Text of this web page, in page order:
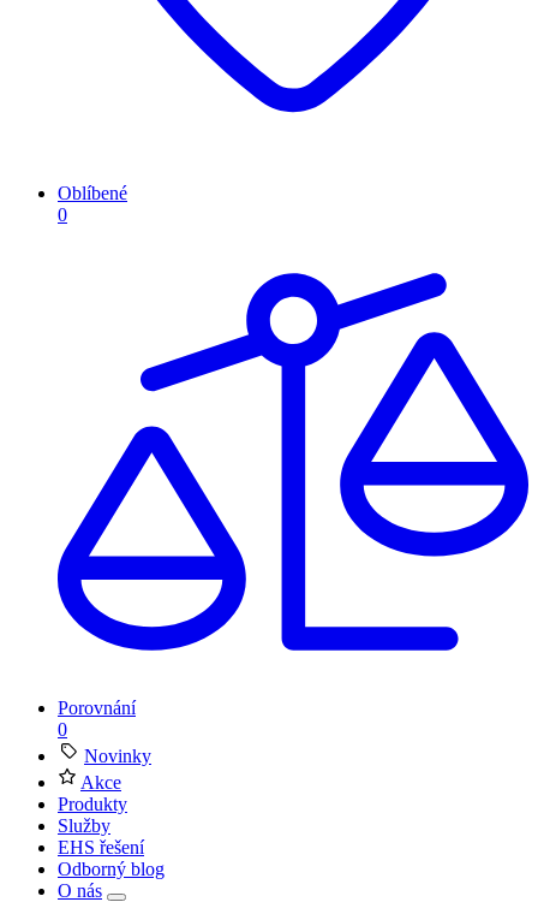
Oblíbené
0
Porovnání
0
Novinky
Akce
Produkty
Služby
EHS řešení
Odborný blog
O nás